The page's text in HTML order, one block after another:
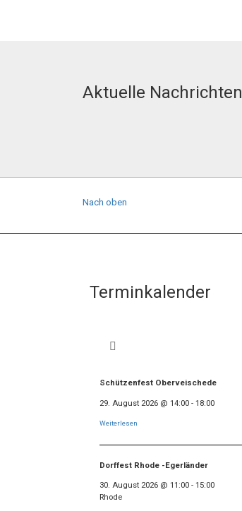
Aktuelle Nachrichten
Nach oben
Terminkalender
Schützenfest Oberveischede
29. August 2026 @ 14:00 - 18:00
Weiterlesen
Dorffest Rhode -Egerländer
30. August 2026 @ 11:00 - 15:00
Rhode